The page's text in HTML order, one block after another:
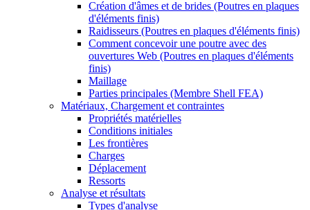
Création d'âmes et de brides (Poutres en plaques
d'éléments finis)
Raidisseurs (Poutres en plaques d'éléments finis)
Comment concevoir une poutre avec des
ouvertures Web (Poutres en plaques d'éléments
finis)
Maillage
Parties principales (Membre Shell FEA)
Matériaux, Chargement et contraintes
Propriétés matérielles
Conditions initiales
Les frontières
Charges
Déplacement
Ressorts
Analyse et résultats
Types d'analyse